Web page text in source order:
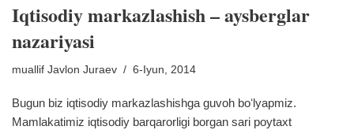
Iqtisodiy markazlashish – aysberglar
nazariyasi
muallif Javlon Juraev 6-Iyun, 2014
Bugun biz iqtisodiy markazlashishga guvoh boʻlyapmiz.
Mamlakatimiz iqtisodiy barqarorligi borgan sari poytaxt